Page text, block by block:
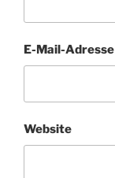
E-Mail-Adresse
Website